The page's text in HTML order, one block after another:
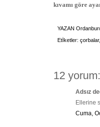
kıvamı göre
YAZAN
Etİketler: çorbalar,
12 yorum:
Adsız
Ellerine
Cuma,